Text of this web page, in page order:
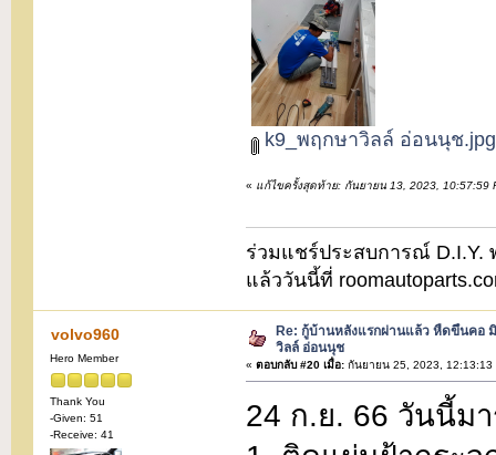
k9_พฤกษาวิลล์ อ่อนนุช.jpg
« แก้ไขครั้งสุดท้าย: กันยายน 13, 2023, 10:57:59
ร่วมแชร์ประสบการณ์ D.I.Y.
แล้ววันนี้ที่
volvo960
Hero Member
Thank You
-Given: 51
-Receive: 41
Re: กู้บ้านหลังแรกผ่านแล้ว หืดขึ้นคอ
วิลล์ อ่อนนุช
« ตอบกลับ #20 เมื่อ:กันยายน 25, 2023, 12:13:13
24 ก.ย. 66 วันนี้มา